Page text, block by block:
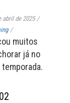
abril de 2025 /
/
muitos
já no